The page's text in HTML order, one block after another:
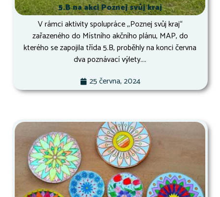
5.B na akci Poznej svůj kraj
V rámci aktivity spolupráce ,,Poznej svůj kraj“
zařazeného do Místního akčního plánu, MAP, do
kterého se zapojila třída 5.B, proběhly na konci června
dva poznávací výlety....
25 června, 2024